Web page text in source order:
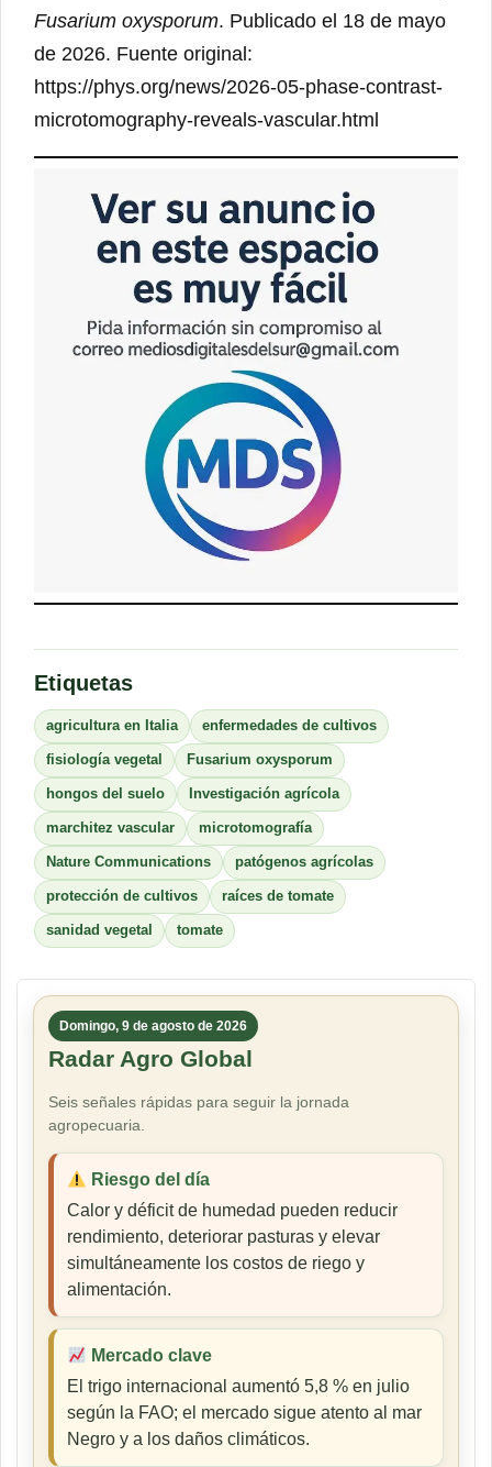
Fusarium oxysporum. Publicado el 18 de mayo
de 2026. Fuente original:
https://phys.org/news/2026-05-phase-contrast-
microtomography-reveals-vascular.html
Etiquetas
agricultura en Italia enfermedades de cultivos
fisiología vegetal Fusarium oxysporum
hongos del suelo Investigación agrícola
marchitez vascular microtomografía
Nature Communications patógenos agrícolas
protección de cultivos raíces de tomate
sanidad vegetal tomate
Domingo, 9 de agosto de 2026
Radar Agro Global
Seis señales rápidas para seguir la jornada
agropecuaria.
Riesgo del día
Calor y déficit de humedad pueden reducir
rendimiento, deteriorar pasturas y elevar
simultáneamente los costos de riego y
alimentación.
Mercado clave
El trigo internacional aumentó 5,8 % en julio
según la FAO; el mercado sigue atento al mar
Negro y a los daños climáticos.